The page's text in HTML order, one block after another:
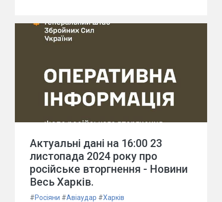
Актуальні дані на 16:00 23
листопада 2024 року про
російське вторгнення - Новини
Весь Харків.
#Росіяни #Авіаудар #Харків